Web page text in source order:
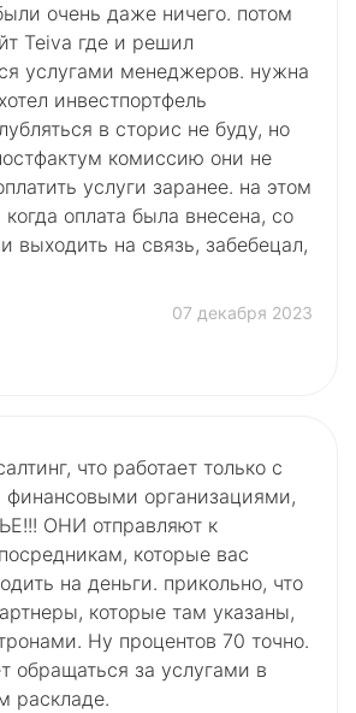
очень даже ничего. потом
Teiva где и решил
услугами менеджеров. нужна
инвестпортфель
в сторис не буду, но
комиссию они не
услуги заранее. на этом
оплата была внесена, со
выходить на связь, забебецал,
07 декабря 2023
что работает только с
организациями,
ОНИ отправляют к
которые вас
на деньги. прикольно, что
которые там указаны,
Ну процентов 70 точно.
обращаться за услугами в
раскладе.